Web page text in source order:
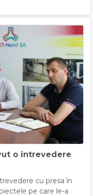
o întrevedere
cu presa în
pe care le-a